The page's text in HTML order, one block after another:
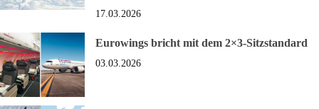
17.03.2026
Eurowings bricht mit dem 2×3-Sitzstandard
03.03.2026